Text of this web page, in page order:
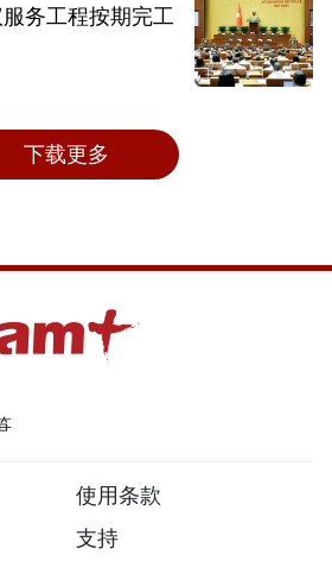
务工程按期完工
下载更多
使用条款
支持